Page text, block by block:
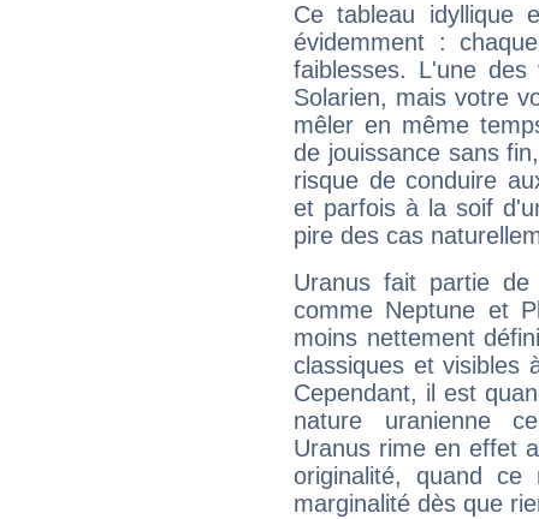
Ce tableau idyllique
évidemment :
faiblesses. L'une
Solarien, mais votre
mêler en même
de jouissance sans
risque de conduire
et parfois à la soif
pire des cas
Uranus fait partie
comme Neptune et
moins nettement
classiques et visibles
Cependant, il est
nature uranienne
Uranus rime en effet
originalité, quand ce
marginalité dès que